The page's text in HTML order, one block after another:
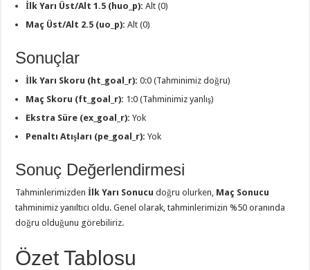
İlk Yarı Üst/Alt 1.5 (huo_p): Alt (0)
Maç Üst/Alt 2.5 (uo_p): Alt (0)
Sonuçlar
İlk Yarı Skoru (ht_goal_r): 0:0 (Tahminimiz doğru)
Maç Skoru (ft_goal_r): 1:0 (Tahminimiz yanlış)
Ekstra Süre (ex_goal_r): Yok
Penaltı Atışları (pe_goal_r): Yok
Sonuç Değerlendirmesi
Tahminlerimizdenİlk Yarı Sonucu doğru olurken, Maç Sonucu
tahminimiz yanıltıcı oldu. Genel olarak, tahminlerimizin %50 oranında
doğru olduğunu görebiliriz.
Özet Tablosu